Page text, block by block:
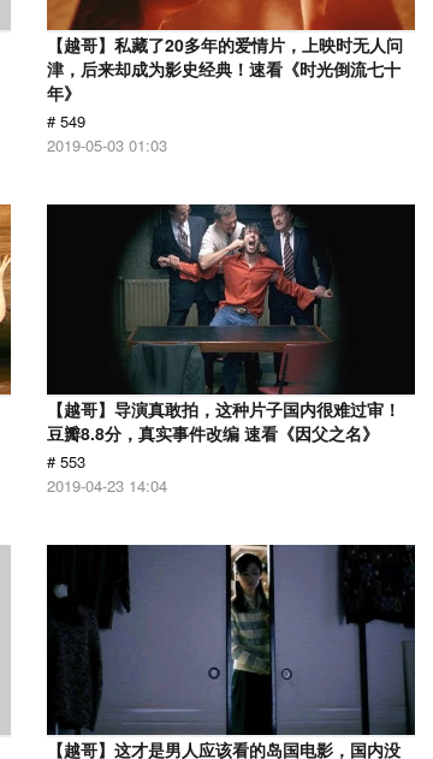
【越哥】私藏了20多年的爱情片，上映时无人问
津，后来却成为影史经典！速看《时光倒流七十
年》
# 549
2019-05-03 01:03
【越哥】导演真敢拍，这种片子国内很难过审！
豆瓣8.8分，真实事件改编 速看《因父之名》
# 553
2019-04-23 14:04
【越哥】这才是男人应该看的岛国电影，国内没